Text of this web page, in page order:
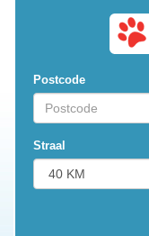
Postcode
Straal